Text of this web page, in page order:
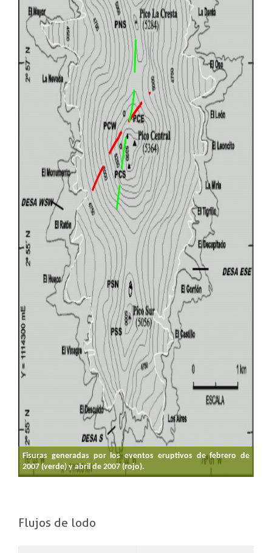
Fisuras generadas por los eventos eruptivos de febrero de
2007 (verde) y abril de 2007 (rojo).
Flujos de lodo